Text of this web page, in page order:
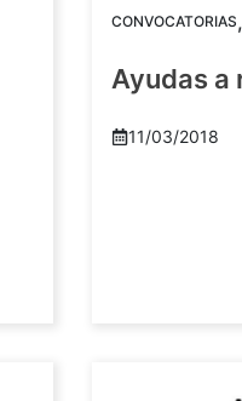
CONVOCATORIAS,
Ayudas a
11/03/2018